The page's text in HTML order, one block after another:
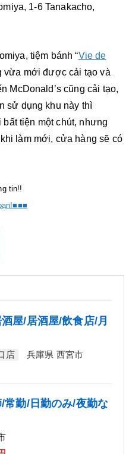
1-6 Tanakacho,
tiệm bánh “Vie de
vừa mới được cải tạo và
McDonald’s cũng cải tạo,
sử dụng khu này thì
tiện một chút, nhưng
làm mới, cửa hàng sẽ có
tin!!
屋/居酒屋/飲食店/月
店
兵庫県 西宮市
/常勤/日勤のみ/夜勤な